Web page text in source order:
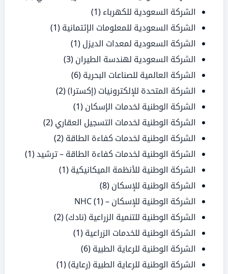
الشركة السعودية للكهرباء (1)
الشركة السعودية للمعلومات الإئتمانية (1)
الشركة السعودية لمعدات الديزل (1)
الشركة السعودية لهندسة الطيران (3)
الشركة العالمية للصناعات البحرية (6)
الشركة المتحدة للإلكترونيات (إكسترا)(2)
الشركة الوطنية لخدمات الإسكان (1)
الشركة الوطنية لخدمات التسجيل العقاري (2)
الشركة الوطنية لخدمات كفاءة الطاقة (2)
الشركة الوطنية لخدمات كفاءة الطاقة – ترشيد(1)
الشركة الوطنية للأنظمة الميكانيكية (1)
الشركة الوطنية للإسكان (8)
الشركة الوطنية للإسكان – NHC(1)
الشركة الوطنية للتنمية الزراعية (نادك)(2)
الشركة الوطنية للخدمات الزراعية (1)
الشركة الوطنية للرعاية الطبية (6)
الشركة الوطنية للرعاية الطبية (رعاية)(1)